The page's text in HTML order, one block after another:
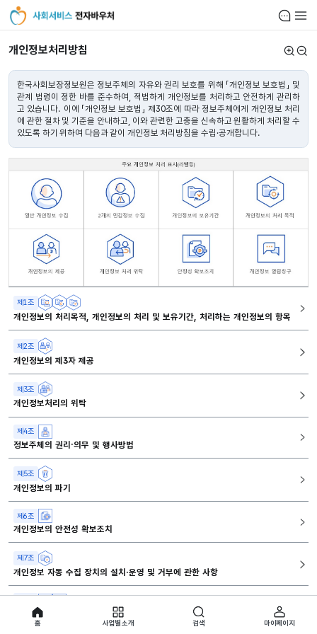
사회서비스
전자바우처
알림함
전
개인정보처리방침 크게작게
개요
한국사회보장정보원은 정보주체의 자유와 권리 보호를 위해 「개인정보 보호법」 및
관계 법령이 정한 바를 준수하여, 적법하게 개인정보를 처리하고 안전하게 관리하
고 있습니다. 이에 「개인정보 보호법」 제30조에 따라 정보주체에게 개인정보 처리
에 관한 절차 및 기준을 안내하고, 이와 관련한 고충을 신속하고 원활하게 처리할 수
있도록 하기 위하여 다음과 같이 개인정보 처리방침을 수립·공개합니다.
주요 개인정보 처리 표시(라벨링)
제1조
개인정보의 처리목적, 개인정보의 처리 및 보유기간, 처리하는 개인정보의 항목
제2조
개인정보의 제3자 제공
제3조
개인정보처리의 위탁
제4조
정보주체의 권리․의무 및 행사방법
제5조
개인정보의 파기
제6조
개인정보의 안전성 확보조치
제7조
개인정보 자동 수집 장치의 설치·운영 및 거부에 관한 사항
개인정보보호 책임자
홈 사업별 소개 검색 마이페이지